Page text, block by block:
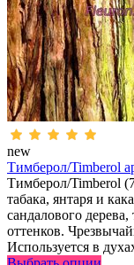
new
Тимберол/Timberol
Тимберол/Timberol
табака, янтаря и
сандалового
оттенков.
Используется в